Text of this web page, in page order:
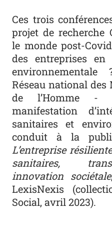
Ces trois
projet de recherche
le monde post-
des entreprises
Réseau national des
de l’Homme -
manifestation
sanitaires et
conduit à la
L’entreprise
sanitaires,
innovation sociétale
LexisNexis
Social, avril 2023).